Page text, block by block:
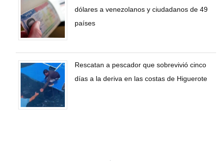
dólares a venezolanos y ciudadanos de 49
países
Rescatan a pescador que sobrevivió cinco
días a la deriva en las costas de Higuerote